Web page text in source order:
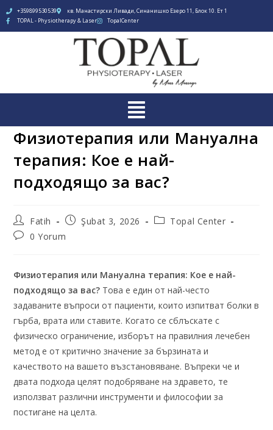
+359899530539
кв. Манастирски Ливади, Синанишко Езеро 11, Блок 10. Ет 1
TOPAL - Physiotherapy & Laser
TopalCenter
Физиотерапия или Мануална
терапия: Кое е най-
подходящо за вас?
Fatih Şubat 3, 2026
Topal Center
0 Yorum
Физиотерапия или Мануална терапия: Кое е най-
подходящо за вас? Това е един от най-често
задаваните въпроси от пациенти, които изпитват болки в
гърба, врата или ставите. Когато се сблъскате с
физическо ограничение, изборът на правилния лечебен
метод е от критично значение за бързината и
качеството на вашето възстановяване. Въпреки че и
двата подхода целят подобряване на здравето, те
използват различни инструменти и философии за
постигане на целта.